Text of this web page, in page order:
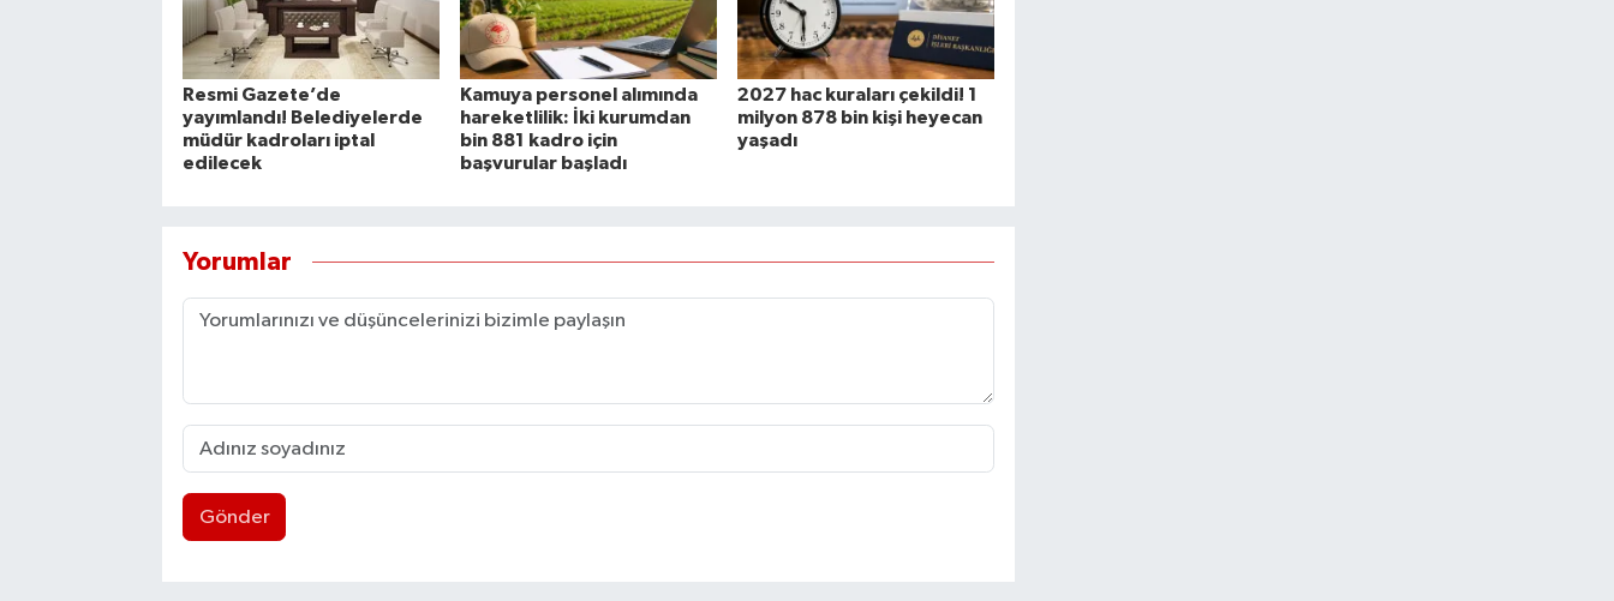
Resmi Gazete’de
yayımlandı! Belediyelerde
müdür kadroları iptal
edilecek
Kamuya personel alımında
hareketlilik: İki kurumdan
bin 881 kadro için
başvurular başladı
2027 hac kuraları çekildi! 1
milyon 878 bin kişi heyecan
yaşadı
Yorumlar
Gönder